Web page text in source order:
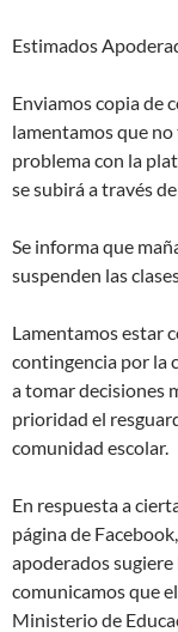
Estimados
Enviamos copia de
lamentamos que
problema con la
se subirá a través
Se informa que
suspenden las
Lamentamos estar
contingencia por la
a tomar decisiones
prioridad el
comunidad escolar.
En respuesta a
página de
apoderados
comunicamos que
Ministerio de